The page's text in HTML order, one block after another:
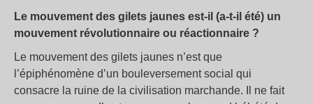
Le mouvement des gilets jaunes est-il (a-t-il été) un
mouvement révolutionnaire ou réactionnaire ?
Le mouvement des gilets jaunes n’est que
l’épiphénomène d’un bouleversement social qui
consacre la ruine de la civilisation marchande. Il ne fait